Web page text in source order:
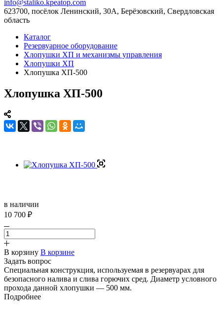
info@staliko.kpeatop.com
623700, посёлок Ленинский, 30А, Берёзовский, Свердловская
область
Каталог
Резервуарное оборудование
Хлопушки ХП и механизмы управления
Хлопушки ХП
Хлопушка ХП-500
Хлопушка ХП-500
в наличии
10 700 ₽
В корзину В корзине
Задать вопрос
Специальная конструкция, используемая в резервуарах для
безопасного налива и слива горючих сред. Диаметр условного
прохода данной хлопушки — 500 мм.
Подробнее